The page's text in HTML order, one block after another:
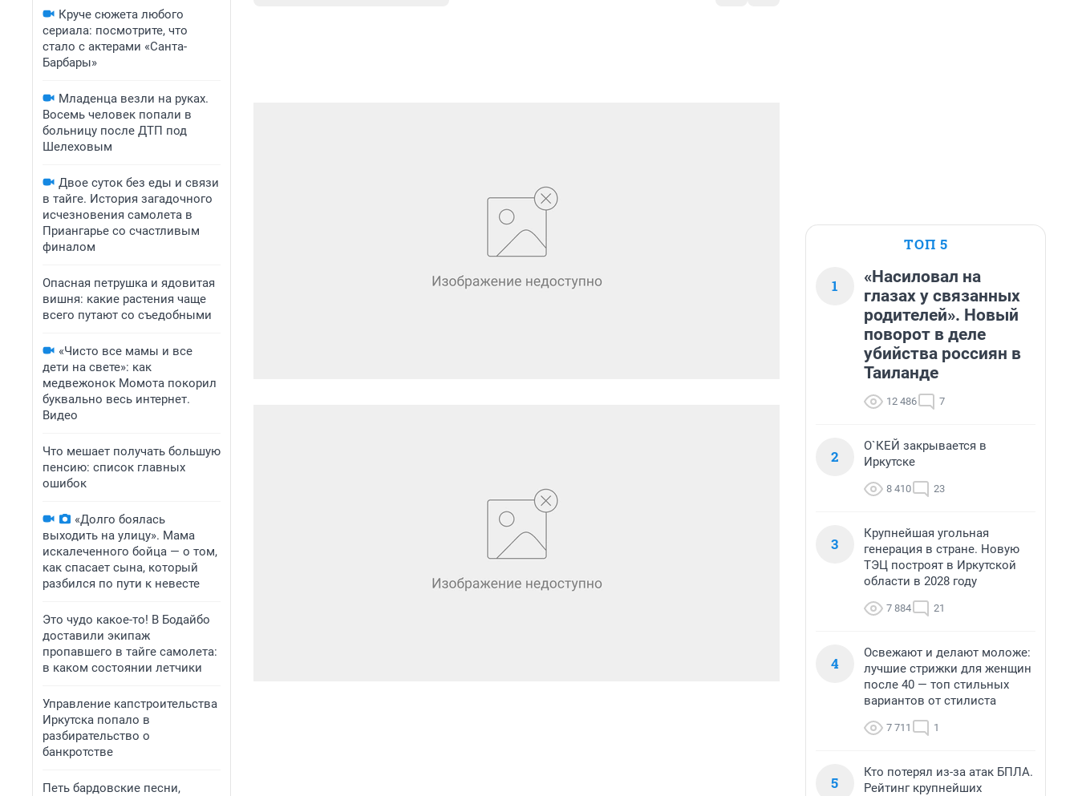
Круче сюжета любого
сериала: посмотрите, что
стало с актерами «Санта-
Барбары»
Младенца везли на руках.
Восемь человек попали в
больницу после ДТП под
Шелеховым
Двое суток без еды и связи
в тайге. История загадочного
исчезновения самолета в
Приангарье со счастливым
финалом
Опасная петрушка и ядовитая
вишня: какие растения чаще
всего путают со съедобными
«Чисто все мамы и все
дети на свете»: как
медвежонок Момота покорил
буквально весь интернет.
Видео
Что мешает получать большую
пенсию: список главных
ошибок
«Долго боялась
выходить на улицу». Мама
искалеченного бойца — о том,
как спасает сына, который
разбился по пути к невесте
Это чудо какое-то! В Бодайбо
доставили экипаж
пропавшего в тайге самолета:
в каком состоянии летчики
Управление капстроительства
Иркутска попало в
разбирательство о
банкротстве
Петь бардовские песни,
ТОП 5
1
«Насиловал на
глазах у связанных
родителей». Новый
поворот в деле
убийства россиян в
Таиланде
12 486 7
2
О`КЕЙ закрывается в
Иркутске
8 410 23
3
Крупнейшая угольная
генерация в стране. Новую
ТЭЦ построят в Иркутской
области в 2028 году
7 884 21
4
Освежают и делают моложе:
лучшие стрижки для женщин
после 40 — топ стильных
вариантов от стилиста
7 711 1
5
Кто потерял из-за атак БПЛА.
Рейтинг крупнейших